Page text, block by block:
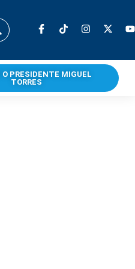
O PRESIDENTE MIGUEL
TORRES